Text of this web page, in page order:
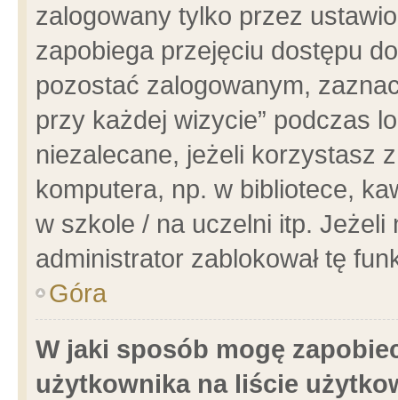
zalogowany tylko przez
zapobiega przejęciu dostępu
pozostać zalogowanym,
przy każdej wizycie” podczas
niezalecane, jeżeli korzystasz
komputera, np. w bibliotece,
w szkole / na uczelni itp.
administrator zablokował tę
Góra
W jaki sposób mogę
użytkownika na liście